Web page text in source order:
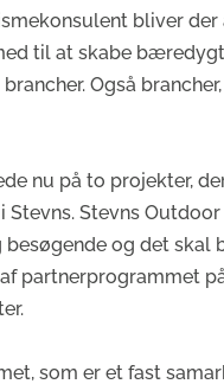
bliver
til at skabe
Også
nu på to projekter,
Stevns. Stevns
og det skal
partnerprogrammet
som er et fast